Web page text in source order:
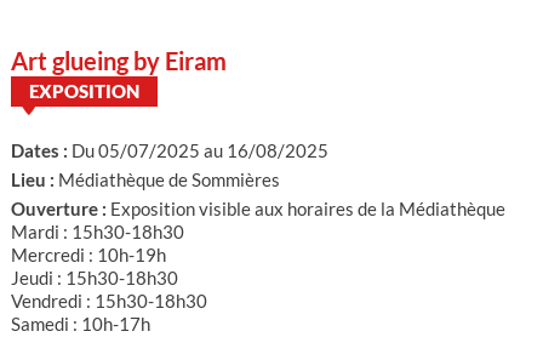
Art glueing by Eiram
EXPOSITION
Dates : Du 05/07/2025 au 16/08/2025
Lieu : Médiathèque de Sommières
Ouverture : Exposition visible aux horaires de la Médiathèque
Mardi : 15h30-18h30
Mercredi : 10h-19h
Jeudi : 15h30-18h30
Vendredi : 15h30-18h30
Samedi : 10h-17h